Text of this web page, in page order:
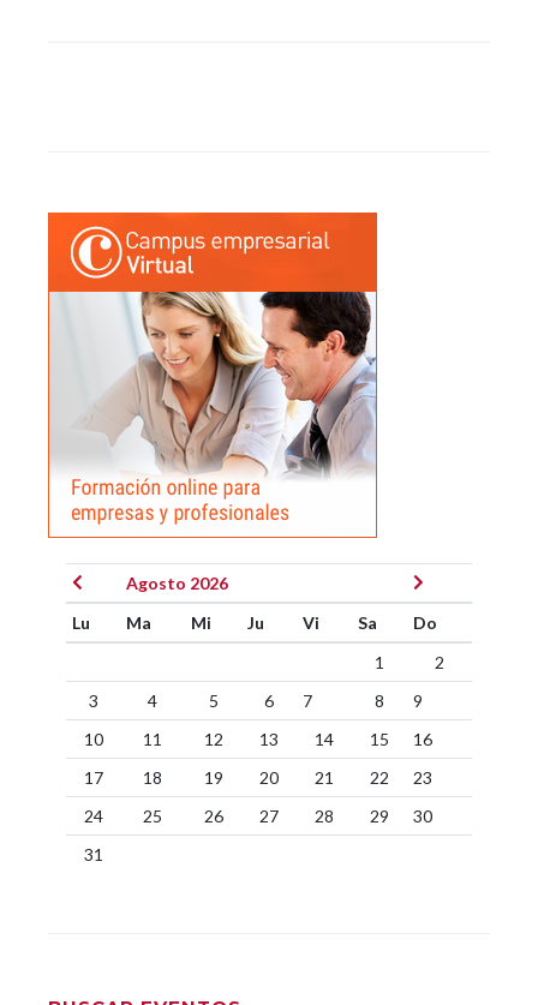
Agosto 2026
Lu
Ma Mi Ju Vi Sa
Do
1
2
3
4 5 6 7 8
9
10
11 12 13 14 15
16
17
18 19 20 21 22
23
24
25 26 27 28 29
30
31